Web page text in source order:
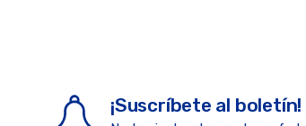
¡Suscríbete al boletín!